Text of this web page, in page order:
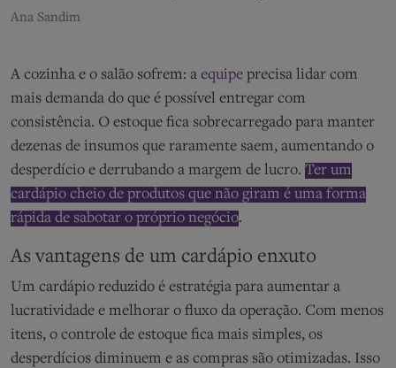
Ana Sandim
A cozinha e o salão sofrem: a equipe precisa lidar com
mais demanda do que é possível entregar com
consistência. O estoque fica sobrecarregado para manter
dezenas de insumos que raramente saem, aumentando o
desperdício e derrubando a margem de lucro. Ter um
cardápio cheio de produtos que não giram é uma forma
rápida de sabotar o próprio negócio.
As vantagens de um cardápio enxuto
Um cardápio reduzido é estratégia para aumentar a
lucratividade e melhorar o fluxo da operação. Com menos
itens, o controle de estoque fica mais simples, os
desperdícios diminuem e as compras são otimizadas. Isso